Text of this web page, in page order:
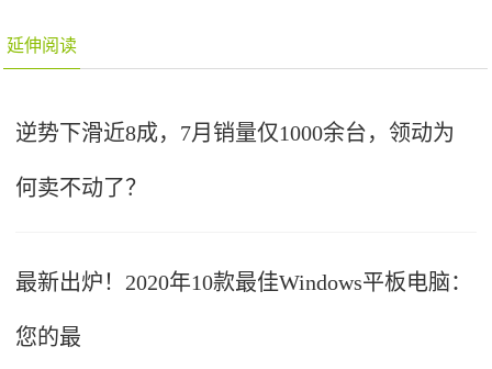
延伸阅读
逆势下滑近8成，7月销量仅1000余台，领动为
何卖不动了？
最新出炉！2020年10款最佳Windows平板电脑：
您的最